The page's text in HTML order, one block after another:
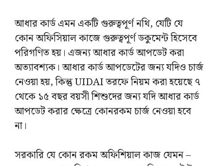
আধার কার্ড এমন একটি গুরুত্বপূর্ণ নথি, যেটি যে
কোন অফিসিয়াল কাজে গুরুত্বপূর্ণ ডকুমেন্ট হিসেবে
পরিগণিত হয়। এজন্য আধার কার্ড আপডেট করা
অত্যাবশ্যক। আধার কার্ড আপডেটের জন্য যদিও চার্জ
নেওয়া হয়, কিন্তু UIDAI তরফে নিয়ম করা হয়েছে ৭
থেকে ১৫ বছর বয়সী শিশুদের জন্য যদি আধার কার্ড
আপডেট করার ক্ষেত্রে কোনরকম চার্জ নেওয়া হবে
না।
সরকারি যে কোন রকম অফিশিয়াল কাজ যেমন –